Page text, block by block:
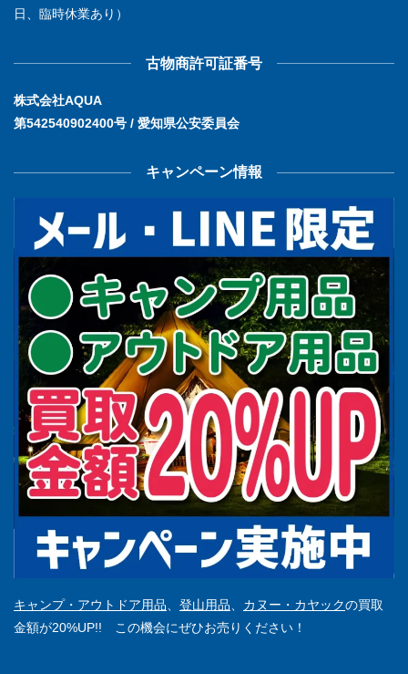
日、臨時休業あり）
古物商許可証番号
株式会社AQUA
第542540902400号 / 愛知県公安委員会
キャンペーン情報
キャンプ・アウトドア用品 登山用品 カヌー・カヤックの買取
金額が20%UP!! この機会にぜひお売りください！